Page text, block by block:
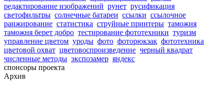
редактирование изображений рунет русификация
светофильтры солнечные батареи ссылки ссылочное
ранжирование статистика струйные принтеры таможня
таможня берет добро тестирование фототехники туризм
управление цветом уроды фото фоторюкзак фототехника
цветовой охват цветовоспроизведение черный квадрат
численные методы экспозамер яндекс
спонсоры проекта
Архив